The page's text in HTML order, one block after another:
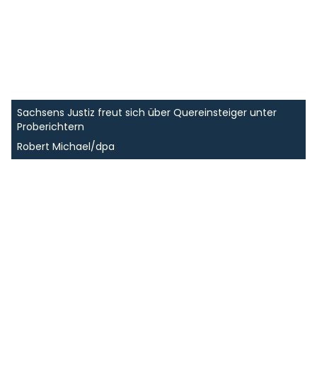
Sachsens Justiz freut sich über Quereinsteiger unter
Proberichtern
Robert Michael/dpa